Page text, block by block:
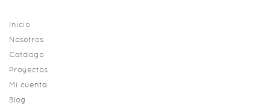
Inicio
Nosotros
Catálogo
Proyectos
Mi cuenta
Blog